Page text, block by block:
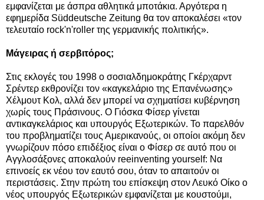
εμφανίζεται με άσπρα αθλητικά μποτάκια. Αργότερα η
εφημερίδα Süddeutsche Zeitung θα τον αποκαλέσει «τον
τελευταίο rock'n'roller της γερμανικής πολιτικής».
Μάγειρας ή σερβιτόρος;
Στις εκλογές του 1998 o σοσιαλδημοκράτης Γκέρχαρντ
Σρέντερ εκθρονίζει τον «καγκελάριο της Επανένωσης»
Χέλμουτ Κολ, αλλά δεν μπορεί να σχηματίσει κυβέρνηση
χωρίς τους Πράσινους. O Γιόσκα Φίσερ γίνεται
αντικαγκελάριος και υπουργός Εξωτερικών. Το παρελθόν
του προβληματίζει τους Αμερικανούς, οι οποίοι ακόμη δεν
γνωρίζουν πόσο επιδέξιος είναι ο Φίσερ σε αυτό που οι
Αγγλοσάξονες αποκαλούν reeinventing yourself: Να
επινοείς εκ νέου τον εαυτό σου, όταν το απαιτούν οι
περιστάσεις. Στην πρώτη του επίσκεψη στον Λευκό Οίκο ο
νέος υπουργός Εξωτερικών εμφανίζεται με κουστούμι,